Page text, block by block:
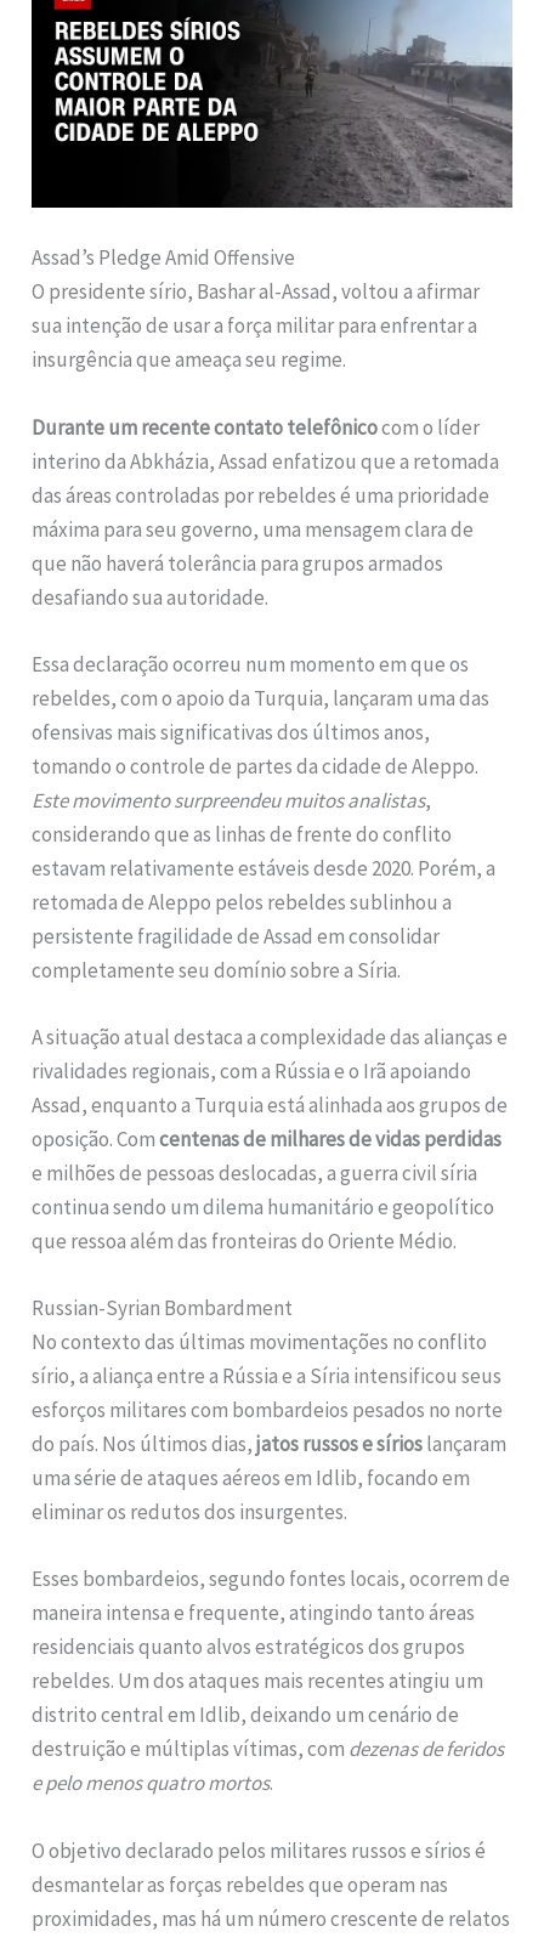
Assad’s Pledge Amid Offensive
O presidente sírio, Bashar al-Assad, voltou a afirmar
sua intenção de usar a força militar para enfrentar a
insurgência que ameaça seu regime.
Durante um recente contato telefônicocom o líder
interino da Abkházia, Assad enfatizou que a retomada
das áreas controladas por rebeldes é uma prioridade
máxima para seu governo, uma mensagem clara de
que não haverá tolerância para grupos armados
desafiando sua autoridade.
Essa declaração ocorreu num momento em que os
rebeldes, com o apoio da Turquia, lançaram uma das
ofensivas mais significativas dos últimos anos,
tomando o controle de partes da cidade de Aleppo.
Este movimento surpreendeu muitos analistas,
considerando que as linhas de frente do conflito
estavam relativamente estáveis desde 2020. Porém, a
retomada de Aleppo pelos rebeldes sublinhou a
persistente fragilidade de Assad em consolidar
completamente seu domínio sobre a Síria.
A situação atual destaca a complexidade das alianças e
rivalidades regionais, com a Rússia e o Irã apoiando
Assad, enquanto a Turquia está alinhada aos grupos de
oposição. Comcentenas de milhares de vidas perdidas
e milhões de pessoas deslocadas, a guerra civil síria
continua sendo um dilema humanitário e geopolítico
que ressoa além das fronteiras do Oriente Médio.
Russian-Syrian Bombardment
No contexto das últimas movimentações no conflito
sírio, a aliança entre a Rússia e a Síria intensificou seus
esforços militares com bombardeios pesados no norte
do país. Nos últimos dias,jatos russos e sírioslançaram
uma série de ataques aéreos em Idlib, focando em
eliminar os redutos dos insurgentes.
Esses bombardeios, segundo fontes locais, ocorrem de
maneira intensa e frequente, atingindo tanto áreas
residenciais quanto alvos estratégicos dos grupos
rebeldes. Um dos ataques mais recentes atingiu um
distrito central em Idlib, deixando um cenário de
destruição e múltiplas vítimas, com dezenas de feridos
e pelo menos quatro mortos.
O objetivo declarado pelos militares russos e sírios é
desmantelar as forças rebeldes que operam nas
proximidades, mas há um número crescente de relatos